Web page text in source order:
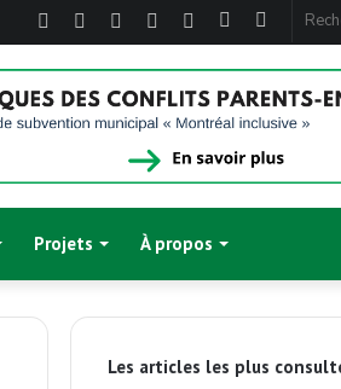
Sidebar
(barre
latérale)
Article
Aléatoire
Instagram
YouTube
Linkedin
Twitter
Facebook
Projets À propos
Les articles les plus